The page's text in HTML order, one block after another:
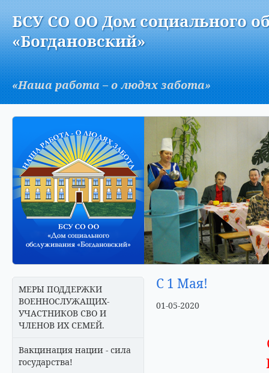
AБСУ СО ОО Дом социального
«Богдановский»
«Наша работа – о людях забота»
МЕРЫ ПОДДЕРЖКИ
ВОЕННОСЛУЖАЩИХ-
УЧАСТНИКОВ СВО И
ЧЛЕНОВ ИХ СЕМЕЙ.
Вакцинация нации - сила
государства!
С 1 Мая!
01-05-2020